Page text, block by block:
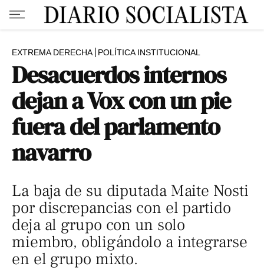
EXTREMA DERECHA POLÍTICA INSTITUCIONAL
Desacuerdos internos
dejan a Vox con un pie
fuera del parlamento
navarro
La baja de su diputada Maite Nosti
por discrepancias con el partido
deja al grupo con un solo
miembro, obligándolo a integrarse
en el grupo mixto.